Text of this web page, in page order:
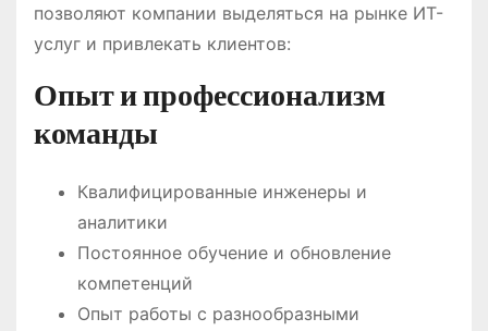
позволяют компании выделяться на рынке ИТ-
услуг и привлекать клиентов:
Опыт и профессионализм
команды
Квалифицированные инженеры и
аналитики
Постоянное обучение и обновление
компетенций
Опыт работы с разнообразными